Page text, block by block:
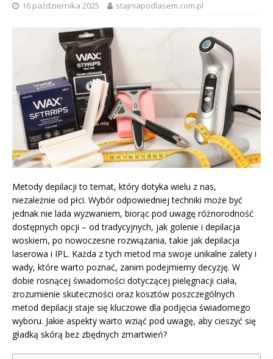
16 października 2025 stajniapodlasem.com.pl
Metody depilacji to temat, który dotyka wielu z nas,
niezależnie od płci. Wybór odpowiedniej techniki może być
jednak nie lada wyzwaniem, biorąc pod uwagę różnorodność
dostępnych opcji – od tradycyjnych, jak golenie i depilacja
woskiem, po nowoczesne rozwiązania, takie jak depilacja
laserowa i IPL. Każda z tych metod ma swoje unikalne zalety i
wady, które warto poznać, zanim podejmiemy decyzję. W
dobie rosnącej świadomości dotyczącej pielęgnacji ciała,
zrozumienie skuteczności oraz kosztów poszczególnych
metod depilacji staje się kluczowe dla podjęcia świadomego
wyboru. Jakie aspekty warto wziąć pod uwagę, aby cieszyć się
gładką skórą bez zbędnych zmartwień?